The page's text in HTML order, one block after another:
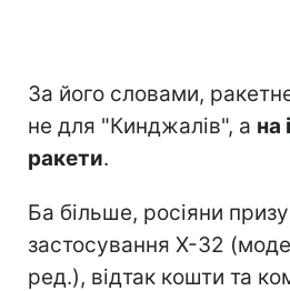
За його словами,
не для "Кинджалів", а на
ракети.
Ба більше, росіяни
застосування Х-32
ред.), відтак кошти та